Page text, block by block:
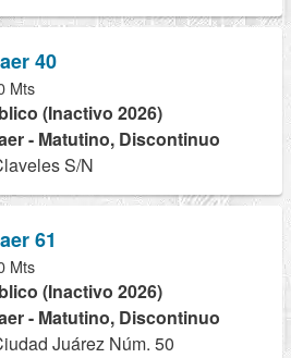
40
Mts
(Inactivo 2026)
- Matutino, Discontinuo
S/N
61
Mts
(Inactivo 2026)
- Matutino, Discontinuo
Juárez Núm. 50